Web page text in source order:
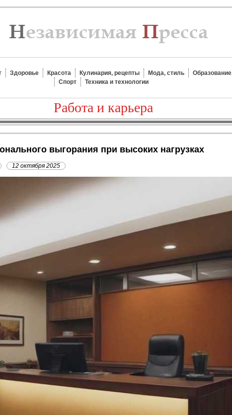
Здоровье Красота Кулинария, рецепты Мода, стиль Образование
Спорт
Техника и технологии
Работа и карьера
выгорания при высоких нагрузках
12 октября 2025